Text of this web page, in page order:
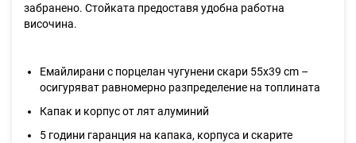
забранено. Стойката предоставя удобна работна
височина.
Емайлирани с порцелан чугунени скари 55х39 cm –
осигуряват равномерно разпределение на топлината
Капак и корпус от лят алуминий
5 години гаранция на капака, корпуса и скарите